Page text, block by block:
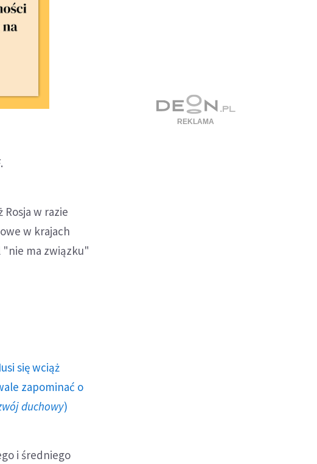
Rosja w razie
w krajach
"nie ma związku"
się wciąż
zapominać o
duchowy)
i średniego